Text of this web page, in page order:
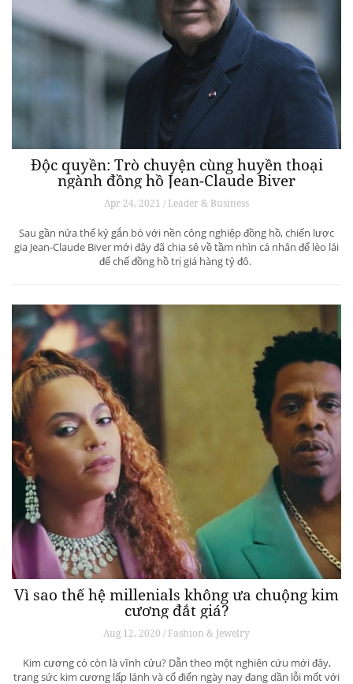
Độc quyền: Trò chuyện cùng huyền thoại
ngành đồng hồ Jean-Claude Biver
Apr 24, 2021 / Leader & Business
Sau gần nửa thế kỷ gắn bó với nền công nghiệp đồng hồ, chiến lược
gia Jean-Claude Biver mới đây đã chia sẻ về tầm nhìn cá nhân để lèo lái
đế chế đồng hồ trị giá hàng tỷ đô.
Vì sao thế hệ millenials không ưa chuộng kim
cương đắt giá?
Aug 12, 2020 / Fashion & Jewelry
Kim cương có còn là vĩnh cửu? Dẫn theo một nghiên cứu mới đây,
trang sức kim cương lấp lánh và cổ điển ngày nay đang dần lỗi mốt với